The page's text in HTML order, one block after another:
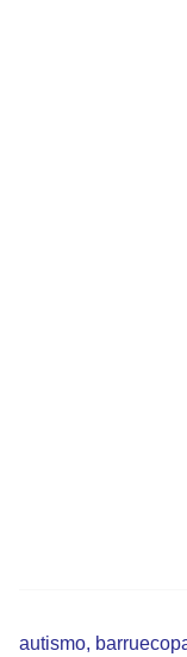
autismo,